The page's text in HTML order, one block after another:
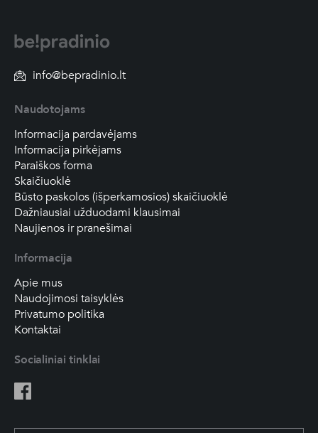
info@bepradinio.lt
Naudotojams
Informacija pardavėjams
Informacija pirkėjams
Paraiškos forma
Skaičiuoklė
Būsto paskolos (išperkamosios) skaičiuoklė
Dažniausiai užduodami klausimai
Naujienos ir pranešimai
Informacija
Apie mus
Naudojimosi taisyklės
Privatumo politika
Kontaktai
Socialiniai tinklai